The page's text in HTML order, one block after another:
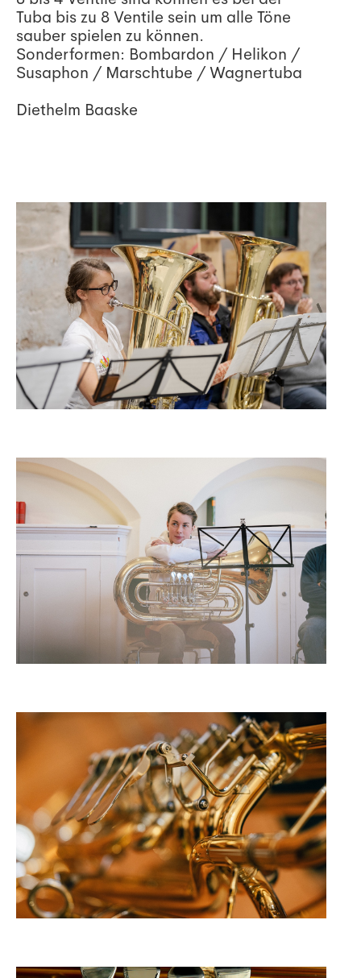
Tuba bis zu 8 Ventile sein um alle Töne
sauber spielen zu können.
Sonderformen: Bombardon / Helikon /
Susaphon / Marschtube / Wagnertuba
Diethelm Baaske